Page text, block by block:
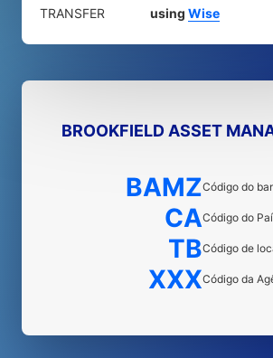
TRANSFER
using Wise
BROOKFIELD ASSET
BAMZCódigo do
CACódigo do
TBCódigo de
XXXCódigo da